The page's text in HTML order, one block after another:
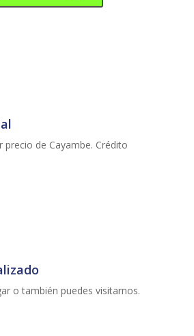
precio de Cayambe. Crédito
o también puedes visitarnos.